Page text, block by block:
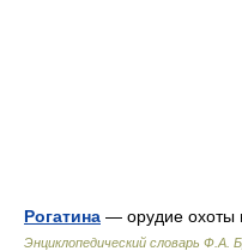
Рогатина — орудие
Энциклопедический словарь Ф.А.